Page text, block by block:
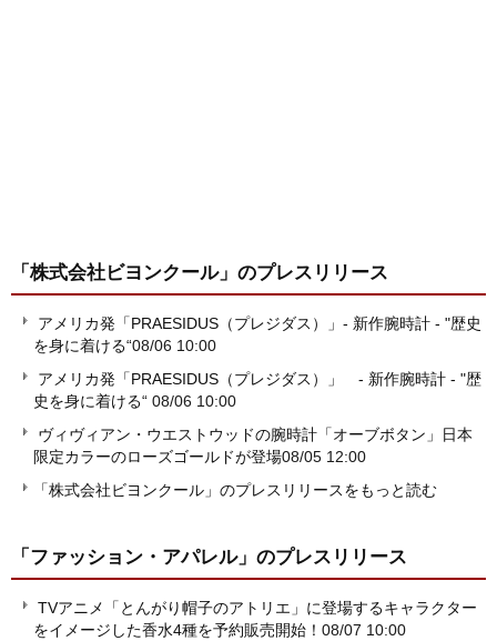
「株式会社ビヨンクール」 のプレスリリース
アメリカ発「PRAESIDUS（プレジダス）」- 新作腕時計 - "歴史
を身に着ける“08/06 10:00
アメリカ発「PRAESIDUS（プレジダス）」 - 新作腕時計 - "歴
史を身に着ける“ 08/06 10:00
ヴィヴィアン・ウエストウッドの腕時計「オーブボタン」日本
限定カラーのローズゴールドが登場08/05 12:00
「株式会社ビヨンクール」のプレスリリースをもっと読む
「ファッション・アパレル」 のプレスリリース
TVアニメ「とんがり帽子のアトリエ」に登場するキャラクター
をイメージした香水4種を予約販売開始！ 08/07 10:00